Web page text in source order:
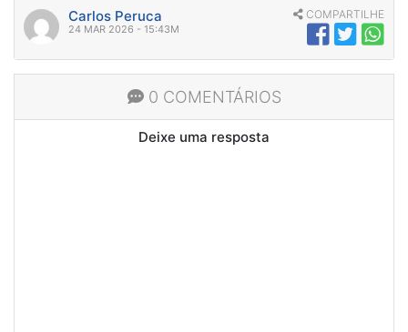
Carlos Peruca
24 MAR 2026 - 15:43M
COMPARTILHE
0 COMENTÁRIOS
Deixe uma resposta